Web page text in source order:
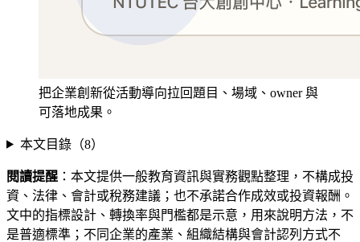
把企業創新從活動導向拉回題目、場域、owner 與
可落地成果。
本文目錄（8）
閱讀提醒 ：本文提供一般教育資訊與實務觀點整理，不構成投
資、法律、會計或稅務建議；也不承諾合作成效或投資報酬。
文中的指標設計、轉換率與門檻都是示意，用來說明方法，不
是普適標準；不同企業的產業、組織結構與會計認列方式不